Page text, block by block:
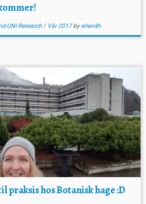
UNI Research / Vår 2017by erlendh
praksis hos Botanisk hage :D